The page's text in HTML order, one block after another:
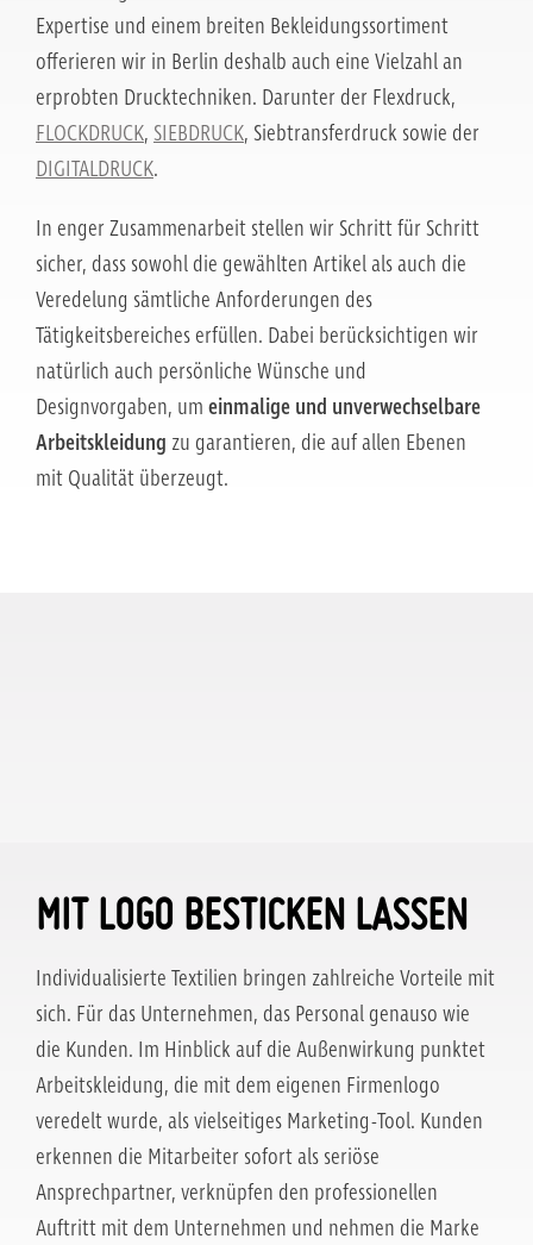
Expertise und einem breiten Bekleidungssortiment
offerieren wir in Berlin deshalb auch eine Vielzahl an
erprobten Drucktechniken. Darunter der Flexdruck,
FLOCKDRUCK, SIEBDRUCK, Siebtransferdruck sowie der
DIGITALDRUCK.
In enger Zusammenarbeit stellen wir Schritt für Schritt
sicher, dass sowohl die gewählten Artikel als auch die
Veredelung sämtliche Anforderungen des
Tätigkeitsbereiches erfüllen. Dabei berücksichtigen wir
natürlich auch persönliche Wünsche und
Designvorgaben, um einmalige und unverwechselbare
Arbeitskleidung zu garantieren, die auf allen Ebenen
mit Qualität überzeugt.
MIT LOGO BESTICKEN LASSEN
Individualisierte Textilien bringen zahlreiche Vorteile mit
sich. Für das Unternehmen, das Personal genauso wie
die Kunden. Im Hinblick auf die Außenwirkung punktet
Arbeitskleidung, die mit dem eigenen Firmenlogo
veredelt wurde, als vielseitiges Marketing-Tool. Kunden
erkennen die Mitarbeiter sofort als seriöse
Ansprechpartner, verknüpfen den professionellen
Auftritt mit dem Unternehmen und nehmen die Marke